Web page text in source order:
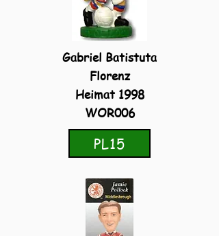
Gabriel Batistuta
Florenz
Heimat 1998
WOR006
PL15